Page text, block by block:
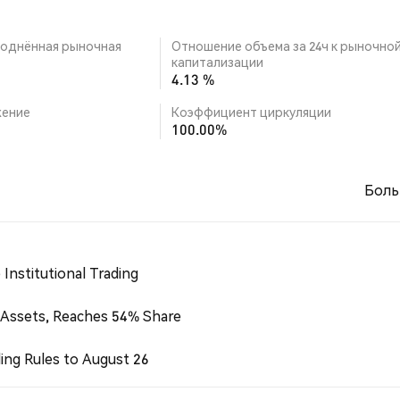
рыночная
Отношение объема за 24ч к
капитализации
4.13 %
Коэффициент циркуляции
100.00%
Institutional Trading
Reaches 54% Share
Rules to August 26